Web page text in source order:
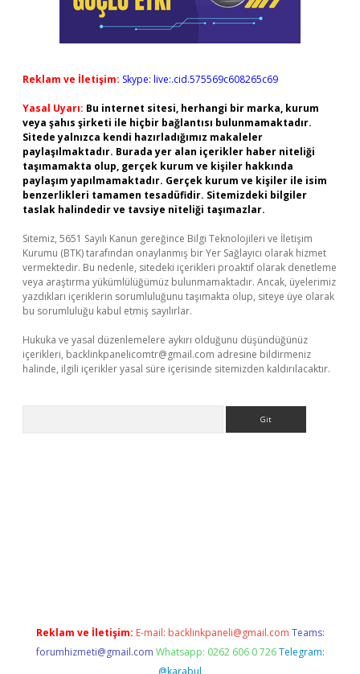
Reklam ve İletişim: Skype: live:.cid.575569c608265c69
Yasal Uyarı: Bu internet sitesi, herhangi bir marka, kurum
veya şahıs şirketi ile hiçbir bağlantısı bulunmamaktadır.
Sitede yalnızca kendi hazırladığımız makaleler
paylaşılmaktadır. Burada yer alan içerikler haber niteliği
taşımamakta olup, gerçek kurum ve kişiler hakkında
paylaşım yapılmamaktadır. Gerçek kurum ve kişiler ile isim
benzerlikleri tamamen tesadüfidir. Sitemizdeki bilgiler
taslak halindedir ve tavsiye niteliği taşımazlar.
Sitemiz, 5651 Sayılı Kanun gereğince Bilgi Teknolojileri ve İletişim
Kurumu (BTK) tarafından onaylanmış bir Yer Sağlayıcı olarak hizmet
vermektedir. Bu nedenle, sitedeki içerikleri proaktif olarak denetleme
veya araştırma yükümlülüğümüz bulunmamaktadır. Ancak, üyelerimiz
yazdıkları içeriklerin sorumluluğunu taşımakta olup, siteye üye olarak
bu sorumluluğu kabul etmiş sayılırlar.
Hukuka ve yasal düzenlemelere aykırı olduğunu düşündüğünüz
içerikleri, backlinkpanelicomtr@gmail.com adresine bildirmeniz
halinde, ilgili içerikler yasal süre içerisinde sitemizden kaldırılacaktır.
Reklam ve İletişim: E-mail: backlinkpaneli@gmail.com Teams:
forumhizmeti@gmail.com Whatsapp: 0262 606 0 726 Telegram:
@karabul